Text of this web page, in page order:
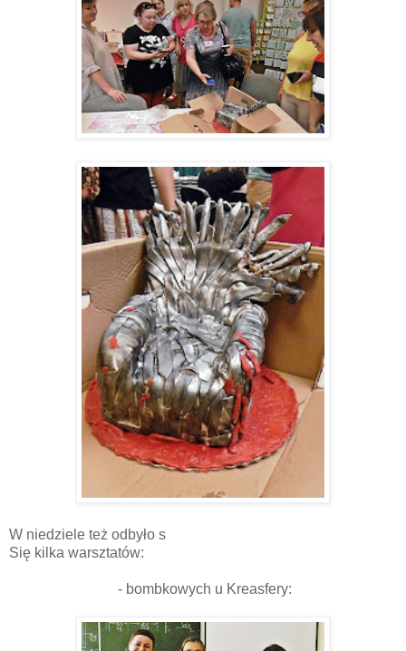
W niedziele też odbyło s
Się kilka warsztatów:
- bombkowych u Kreasfery: